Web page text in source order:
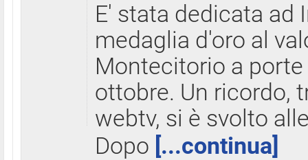
E' stata dedicata ad
medaglia d'oro al
Montecitorio a
ottobre. Un ricordo,
webtv, si è svolto
Dopo [...continua]